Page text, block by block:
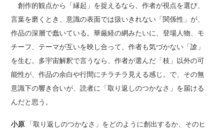
創作的観点から「縁起」を捉えるなら、作者が視点を選び、
言葉を磨くとき、意識の表面では扱いきれない「関係性」が、
作品の深層で蠢いている。華厳経の網みたいに、登場人物、モ
チーフ、テーマが互いを映し合って、作者も気づかない「謒」
を生む。多宇宙解釈で言うなら、作者が選んだ「枝」以外の可
能性が、作品の余白や行間にチラチラ見える感じ。で、その無
意識下の響き合いが、読者に「取り返しのつかなさ」を届ける
んだと思う。
小原 「取り返しのつかなさ」をどのように創出するか、そのヒ